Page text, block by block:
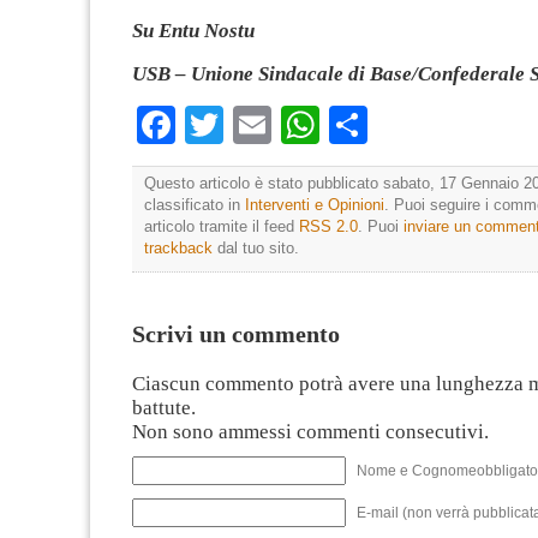
Su Entu Nostu
USB – Unione Sindacale di Base/Confederale
Facebook
TwitterEmailWhatsApp
Questo articolo è stato pubblicato sabato, 17 Gennaio
classificato in Interventi e Opinioni. Puoi seguire i
articolo tramite il feed RSS 2.0. Puoi inviare un
trackback dal tuo sito.
Scrivi un commento
Ciascun commento potrà avere una lunghezza
battute.
Non sono ammessi commenti consecutivi.
Nome e
E-mail (non verrà